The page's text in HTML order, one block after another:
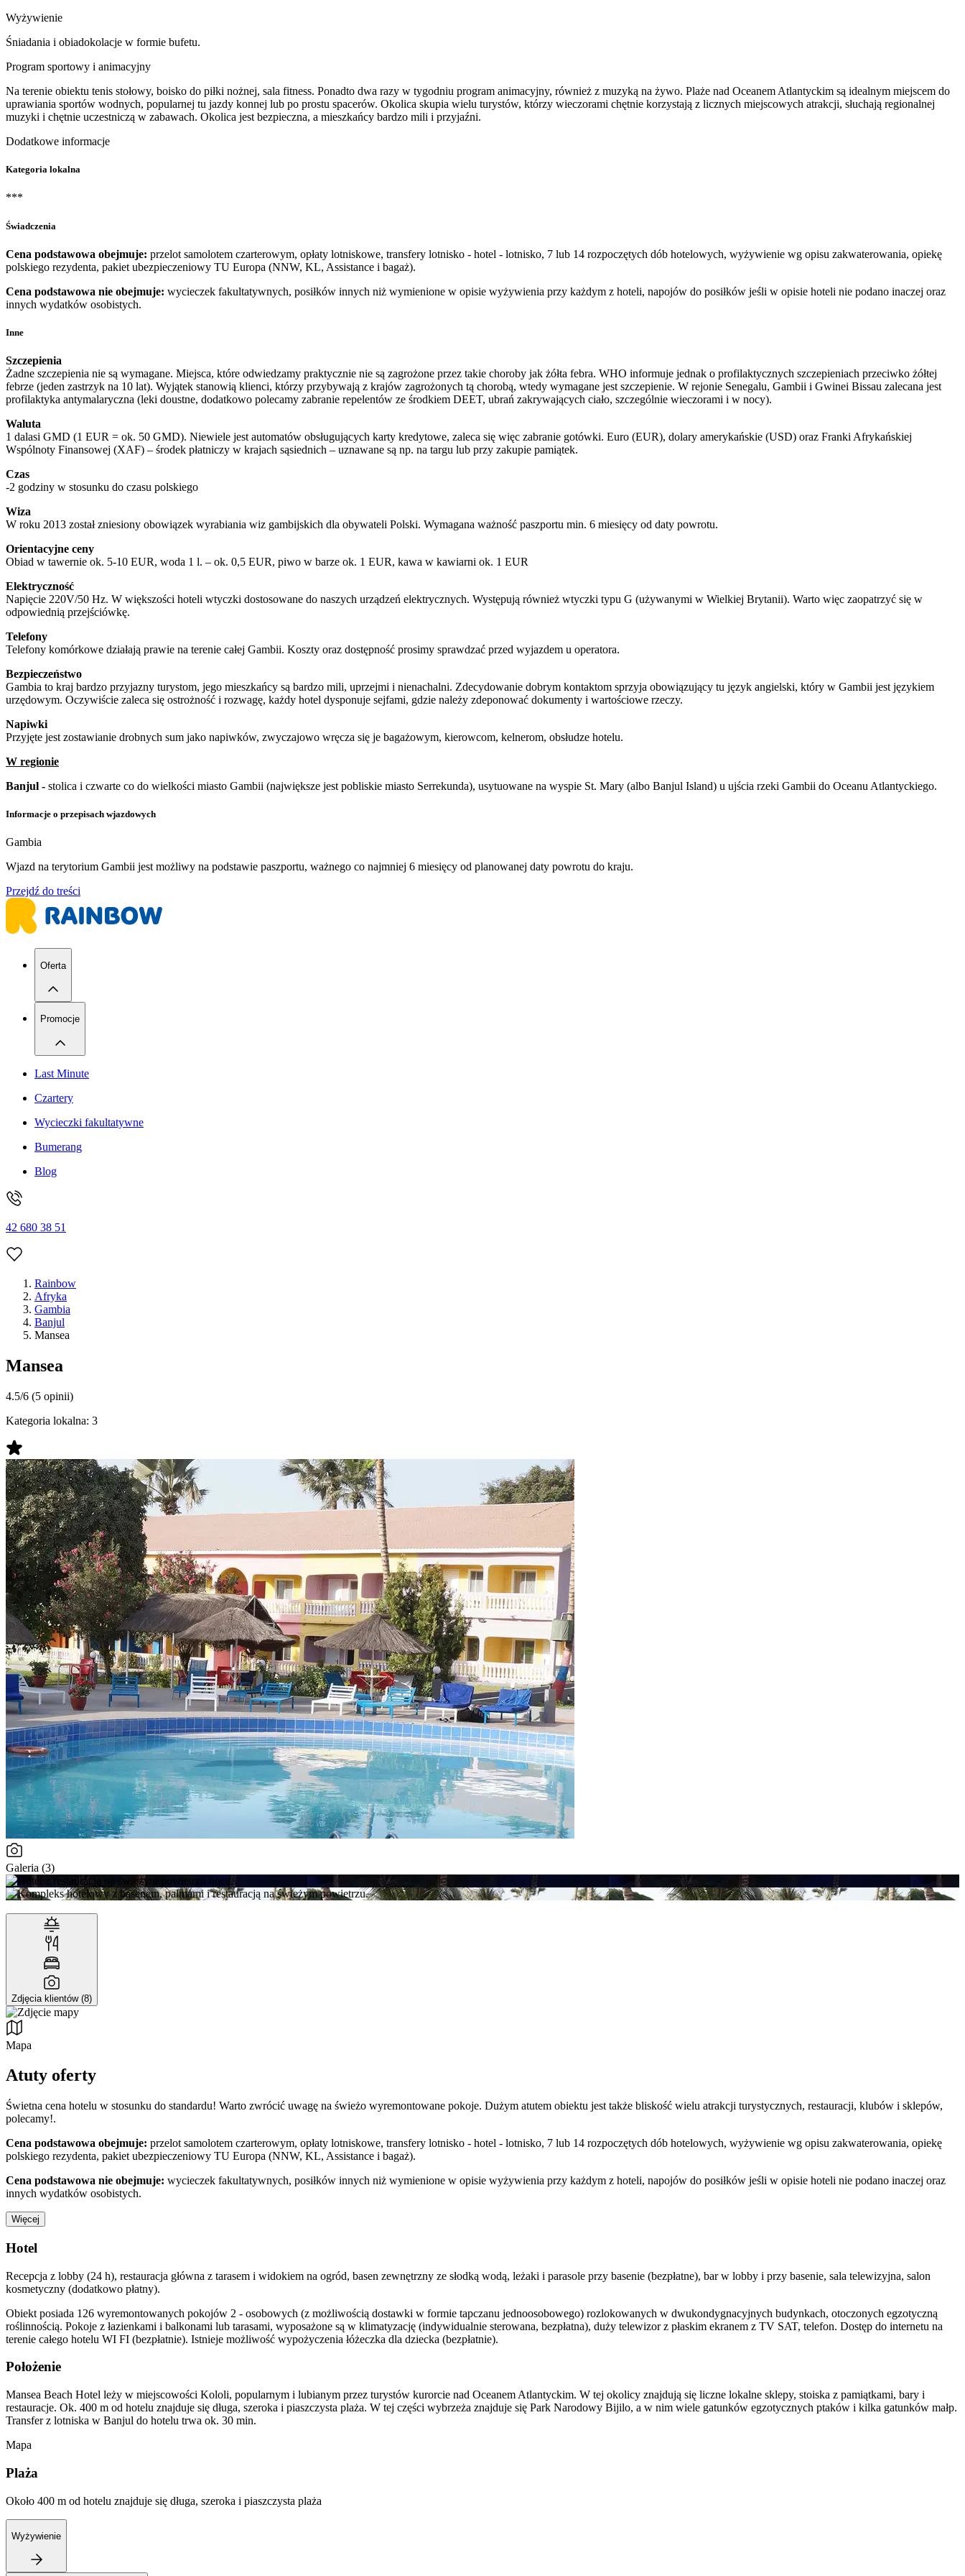
Wyżywienie
Śniadania i obiadokolacje w formie bufetu.
Program sportowy i animacyjny
Na terenie obiektu tenis stołowy, boisko do piłki nożnej, sala fitness. Ponadto dwa razy w tygodniu program animacyjny, również z muzyką na żywo. Plaże nad Oceanem Atlantyckim są idealnym miejscem do
uprawiania sportów wodnych, popularnej tu jazdy konnej lub po prostu spacerów. Okolica skupia wielu turystów, którzy wieczorami chętnie korzystają z licznych miejscowych atrakcji, słuchają regionalnej
muzyki i chętnie uczestniczą w zabawach. Okolica jest bezpieczna, a mieszkańcy bardzo mili i przyjaźni.
Dodatkowe informacje
Kategoria lokalna
***
Świadczenia
Cena podstawowa obejmuje: przelot samolotem czarterowym, opłaty lotniskowe, transfery lotnisko - hotel - lotnisko, 7 lub 14 rozpoczętych dób hotelowych, wyżywienie wg opisu zakwaterowania, opiekę
polskiego rezydenta, pakiet ubezpieczeniowy TU Europa (NNW, KL, Assistance i bagaż).
Cena podstawowa nie obejmuje: wycieczek fakultatywnych, posiłków innych niż wymienione w opisie wyżywienia przy każdym z hoteli, napojów do posiłków jeśli w opisie hoteli nie podano inaczej oraz
innych wydatków osobistych.
Inne
Szczepienia
Żadne szczepienia nie są wymagane. Miejsca, które odwiedzamy praktycznie nie są zagrożone przez takie choroby jak żółta febra. WHO informuje jednak o profilaktycznych szczepieniach przeciwko żółtej
febrze (jeden zastrzyk na 10 lat). Wyjątek stanowią klienci, którzy przybywają z krajów zagrożonych tą chorobą, wtedy wymagane jest szczepienie. W rejonie Senegalu, Gambii i Gwinei Bissau zalecana jest
profilaktyka antymalaryczna (leki doustne, dodatkowo polecamy zabranie repelentów ze środkiem DEET, ubrań zakrywających ciało, szczególnie wieczorami i w nocy).
Waluta
1 dalasi GMD (1 EUR = ok. 50 GMD). Niewiele jest automatów obsługujących karty kredytowe, zaleca się więc zabranie gotówki. Euro (EUR), dolary amerykańskie (USD) oraz Franki Afrykańskiej
Wspólnoty Finansowej (XAF) – środek płatniczy w krajach sąsiednich – uznawane są np. na targu lub przy zakupie pamiątek.
Czas
-2 godziny w stosunku do czasu polskiego
Wiza
W roku 2013 został zniesiony obowiązek wyrabiania wiz gambijskich dla obywateli Polski. Wymagana ważność paszportu min. 6 miesięcy od daty powrotu.
Orientacyjne ceny
Obiad w tawernie ok. 5-10 EUR, woda 1 l. – ok. 0,5 EUR, piwo w barze ok. 1 EUR, kawa w kawiarni ok. 1 EUR
Elektryczność
Napięcie 220V/50 Hz. W większości hoteli wtyczki dostosowane do naszych urządzeń elektrycznych. Występują również wtyczki typu G (używanymi w Wielkiej Brytanii). Warto więc zaopatrzyć się w
odpowiednią przejściówkę.
Telefony
Telefony komórkowe działają prawie na terenie całej Gambii. Koszty oraz dostępność prosimy sprawdzać przed wyjazdem u operatora.
Bezpieczeństwo
Gambia to kraj bardzo przyjazny turystom, jego mieszkańcy są bardzo mili, uprzejmi i nienachalni. Zdecydowanie dobrym kontaktom sprzyja obowiązujący tu język angielski, który w Gambii jest językiem
urzędowym. Oczywiście zaleca się ostrożność i rozwagę, każdy hotel dysponuje sejfami, gdzie należy zdeponować dokumenty i wartościowe rzeczy.
Napiwki
Przyjęte jest zostawianie drobnych sum jako napiwków, zwyczajowo wręcza się je bagażowym, kierowcom, kelnerom, obsłudze hotelu.
W regionie
Banjul - stolica i czwarte co do wielkości miasto Gambii (największe jest pobliskie miasto Serrekunda), usytuowane na wyspie St. Mary (albo Banjul Island) u ujścia rzeki Gambii do Oceanu Atlantyckiego.
Informacje o przepisach wjazdowych
Gambia
Wjazd na terytorium Gambii jest możliwy na podstawie paszportu, ważnego co najmniej 6 miesięcy od planowanej daty powrotu do kraju.
Przejdź do treści
Oferta
Promocje
Last Minute
Czartery
Wycieczki fakultatywne
Bumerang
Blog
42 680 38 51
Rainbow
Afryka
Gambia
Banjul
Mansea
Mansea
4.5/6 (5 opinii)
Kategoria lokalna: 3
Galeria (3)
Zdjęcia klientów (8)
Mapa
Atuty oferty
Świetna cena hotelu w stosunku do standardu! Warto zwrócić uwagę na świeżo wyremontowane pokoje. Dużym atutem obiektu jest także bliskość wielu atrakcji turystycznych, restauracji, klubów i sklepów,
polecamy!.
Cena podstawowa obejmuje: przelot samolotem czarterowym, opłaty lotniskowe, transfery lotnisko - hotel - lotnisko, 7 lub 14 rozpoczętych dób hotelowych, wyżywienie wg opisu zakwaterowania, opiekę
polskiego rezydenta, pakiet ubezpieczeniowy TU Europa (NNW, KL, Assistance i bagaż).
Cena podstawowa nie obejmuje: wycieczek fakultatywnych, posiłków innych niż wymienione w opisie wyżywienia przy każdym z hoteli, napojów do posiłków jeśli w opisie hoteli nie podano inaczej oraz
innych wydatków osobistych.
Więcej
Hotel
Recepcja z lobby (24 h), restauracja główna z tarasem i widokiem na ogród, basen zewnętrzny ze słodką wodą, leżaki i parasole przy basenie (bezpłatne), bar w lobby i przy basenie, sala telewizyjna, salon
kosmetyczny (dodatkowo płatny).
Obiekt posiada 126 wyremontowanych pokojów 2 - osobowych (z możliwością dostawki w formie tapczanu jednoosobowego) rozlokowanych w dwukondygnacyjnych budynkach, otoczonych egzotyczną
roślinnością. Pokoje z łazienkami i balkonami lub tarasami, wyposażone są w klimatyzację (indywidualnie sterowana, bezpłatna), duży telewizor z płaskim ekranem z TV SAT, telefon. Dostęp do internetu na
terenie całego hotelu WI FI (bezpłatnie). Istnieje możliwość wypożyczenia łóżeczka dla dziecka (bezpłatnie).
Położenie
Mansea Beach Hotel leży w miejscowości Kololi, popularnym i lubianym przez turystów kurorcie nad Oceanem Atlantyckim. W tej okolicy znajdują się liczne lokalne sklepy, stoiska z pamiątkami, bary i
restauracje. Ok. 400 m od hotelu znajduje się długa, szeroka i piaszczysta plaża. W tej części wybrzeża znajduje się Park Narodowy Bijilo, a w nim wiele gatunków egzotycznych ptaków i kilka gatunków małp.
Transfer z lotniska w Banjul do hotelu trwa ok. 30 min.
Mapa
Plaża
Około 400 m od hotelu znajduje się długa, szeroka i piaszczysta plaża
Wyżywienie